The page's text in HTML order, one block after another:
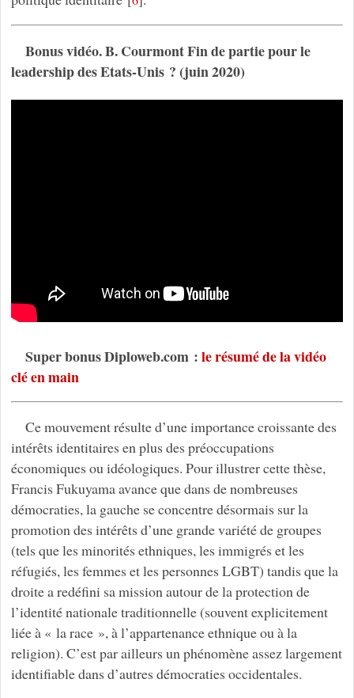
Bonus vidéo. B. Courmont Fin de partie pour le
leadership des Etats-Unis ? (juin 2020)
Super bonus Diploweb.com :le résumé de la vidéo
clé en main
Ce mouvement résulte d’une importance croissante des
intérêts identitaires en plus des préoccupations
économiques ou idéologiques. Pour illustrer cette thèse,
Francis Fukuyama avance que dans de nombreuses
démocraties, la gauche se concentre désormais sur la
promotion des intérêts d’une grande variété de groupes
(tels que les minorités ethniques, les immigrés et les
réfugiés, les femmes et les personnes LGBT) tandis que la
droite a redéfini sa mission autour de la protection de
l’identité nationale traditionnelle (souvent explicitement
liée à « la race », à l’appartenance ethnique ou à la
religion). C’est par ailleurs un phénomène assez largement
identifiable dans d’autres démocraties occidentales.